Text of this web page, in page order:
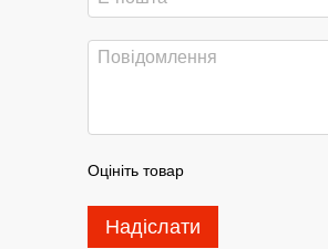
Оцініть товар
Надіслати